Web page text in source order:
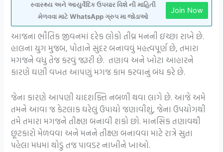
સ્વાસ્થ્ય અને આયુર્વેદિક ઉપચાર વિશે ની માહિતી
મેળવવા માટે WhatsApp ગ્રુપ મા જોડાઓ
Join Now
આજના ભૌતિક જીવનમાં દરેક લોકો તીવ્ર મનની ઇચ્છા રાખે છે.
હાલના યુગ મુજબ, પોતાને સુંદર બનાવવું મહત્વપૂર્ણ છે, તમારા
મગજને વધુ તેજ કરવું જરૂરી છે. તણાવ અને ખોટા આહારને
કારણે ઘણી વખત આપણું મગજ કામ કરવાનું બંધ કરે છે.
જેના કારણે આપણી યાદશક્તિ નબળી થવા લાગે છે. આજે અમે
તમને આવા જ કેટલાક ઘરેલું ઉપાયો જણાવીશું, જેના ઉપયોગથી
તમે તમારા મગજને તીક્ષ્ણ બનાવી શકો છો. માનસિક તણાવથી
છૂટકારો મેળવવા અને મનને તીક્ષ્ણ બનાવવા માટે રાત્રે સુતા
પહેલા મધમાં થોડું તજ પાવડર નાખીને ખાઓ.